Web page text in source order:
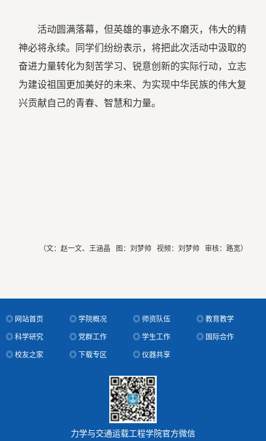
活动圆满落幕，但英雄的事迹永不磨灭，伟大的精
神必将永续。同学们纷纷表示，将把此次活动中汲取的
奋进力量转化为刻苦学习、锐意创新的实际行动，立志
为建设祖国更加美好的未来、为实现中华民族的伟大复
兴贡献自己的青春、智慧和力量。
（文：赵一文、王涵晶 图：刘梦帅 视频：刘梦帅 审核：路宽）
◎ 网站首页 ◎ 学院概况 ◎ 师资队伍 ◎ 教育教学
◎ 科学研究 ◎ 党群工作 ◎ 学生工作 ◎ 国际合作
◎ 校友之家 ◎ 下载专区 ◎ 仪器共享
力学与交通运载工程学院官方微信